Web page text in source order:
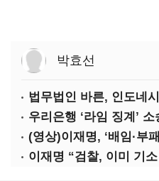
박효선
법무법인 바른, 인도네